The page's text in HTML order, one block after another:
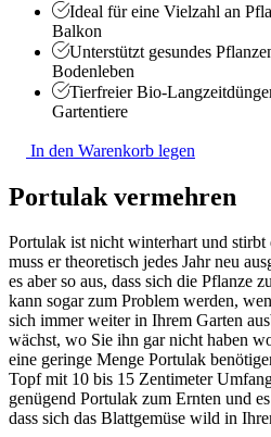
Ideal für eine Vielzahl an
Balkon
Unterstützt gesundes
Bodenleben
Tierfreier Bio-
Gartentiere
In den Warenkorb legen
Portulak vermehren
Portulak ist nicht winterhart und stirbt
muss er theoretisch jedes Jahr neu
es aber so aus, dass sich die Pflanze
kann sogar zum Problem werden,
sich immer weiter in Ihrem Garten
wächst, wo Sie ihn gar nicht haben
eine geringe Menge Portulak
Topf mit 10 bis 15 Zentimeter
genügend Portulak zum Ernten und
dass sich das Blattgemüse wild in